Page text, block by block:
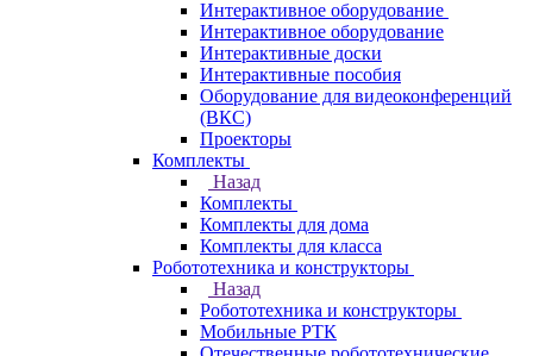
Интерактивное оборудование
Интерактивное оборудование
Интерактивные доски
Интерактивные пособия
Оборудование для видеоконференций
(ВКС)
Проекторы
Комплекты
Назад
Комплекты
Комплекты для дома
Комплекты для класса
Робототехника и конструкторы
Назад
Робототехника и конструкторы
Мобильные РТК